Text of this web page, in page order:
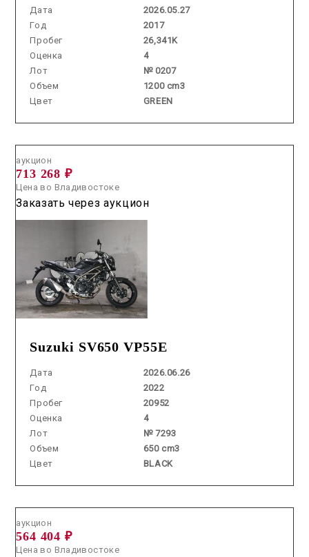
Дата
2026.05.27
Год
2017
Пробег
26,341K
Оценка
4
Лот
№ 0207
Объем
1200 cm3
Цвет
GREEN
Suzuki SV650 VP55E
Дата
2026.06.26
Год
2022
Пробег
20952
Оценка
4
Лот
№ 7293
Объем
650 cm3
Цвет
BLACK
аукцион
713 268 ₽
Цена во Владивостоке
Заказать через аукцион
аукцион
564 404 ₽
Цена во Владивостоке